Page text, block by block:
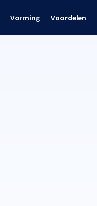
Vorming Voordelen